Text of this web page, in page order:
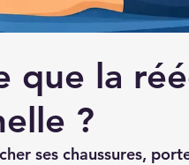
que la
?
ses chaussures,